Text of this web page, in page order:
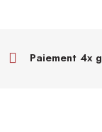
Paiement 4x